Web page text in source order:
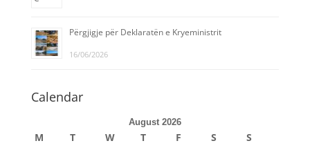
Përgjigje për Deklaratën e Kryeministrit
16/06/2026
Calendar
August 2026
M T W T F S
S